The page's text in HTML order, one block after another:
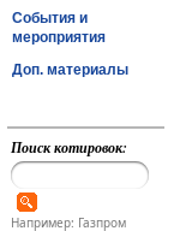
События и
мероприятия
Доп. материалы
Поиск котировок:
Например: Газпром